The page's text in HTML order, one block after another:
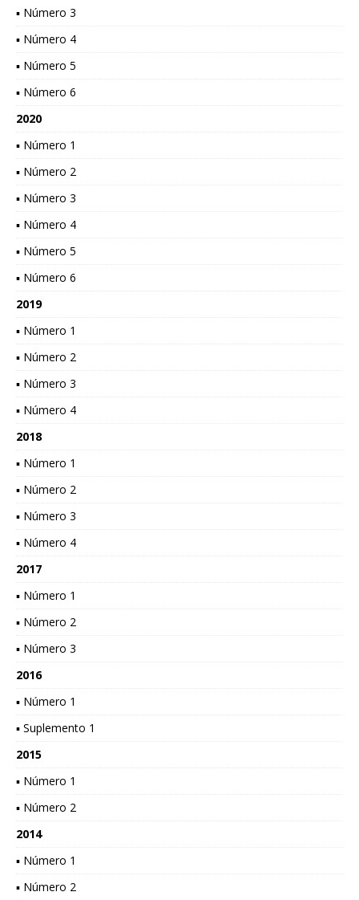
▪ Número 3
▪ Número 4
▪ Número 5
▪ Número 6
2020
▪ Número 1
▪ Número 2
▪ Número 3
▪ Número 4
▪ Número 5
▪ Número 6
2019
▪ Número 1
▪ Número 2
▪ Número 3
▪ Número 4
2018
▪ Número 1
▪ Número 2
▪ Número 3
▪ Número 4
2017
▪ Número 1
▪ Número 2
▪ Número 3
2016
▪ Número 1
▪ Suplemento 1
2015
▪ Número 1
▪ Número 2
2014
▪ Número 1
▪ Número 2